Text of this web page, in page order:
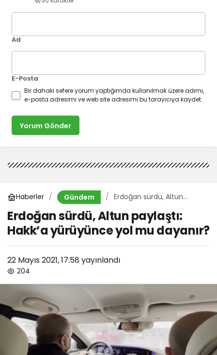
Ad
E-Posta
Bir dahaki sefere yorum yaptığımda kullanılmak üzere adımı,
e-posta adresimi ve web site adresimi bu tarayıcıya kaydet.
Yorum Gönder
Haberler Gündem
Erdoğan sürdü, Altun
yol mu dayanır?
Erdoğan sürdü, Altun paylaştı:
Hakk’a yürüyünce yol mu dayanır?
22 Mayıs 2021, 17:58 yayınlandı
204